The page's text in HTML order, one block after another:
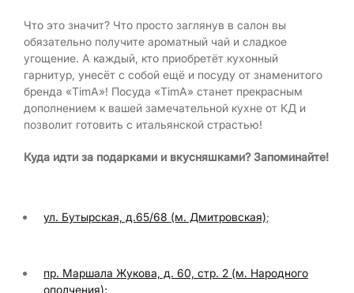
Что это значит? Что просто заглянув в салон вы
обязательно получите ароматный чай и сладкое
угощение. А каждый, кто приобретёт кухонный
гарнитур, унесёт с собой ещё и посуду от знаменитого
бренда «TimA»! Посуда «TimA» станет прекрасным
дополнением к вашей замечательной кухне от КД и
позволит готовить с итальянской страстью!
Куда идти за подарками и вкусняшками? Запоминайте!
ул. Бутырская, д.65/68 (м. Дмитровская);
пр. Маршала Жукова, д. 60, стр. 2 (м. Народного
ополчения);